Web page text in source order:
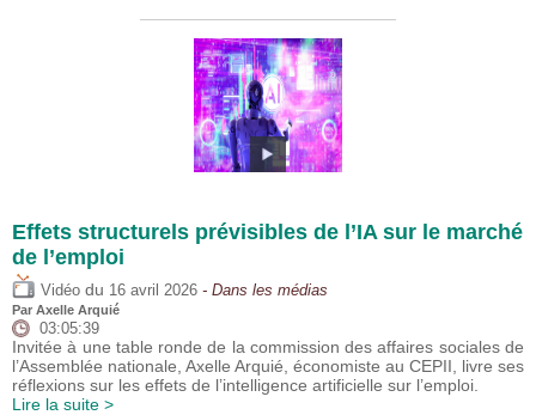
Effets structurels prévisibles de l’IA sur le marché
de l’emploi
Vidéo du 16 avril 2026 - Dans les médias
Par Axelle Arquié
03:05:39
Invitée à une table ronde de la commission des affaires sociales de
l’Assemblée nationale, Axelle Arquié, économiste au CEPII, livre ses
réflexions sur les effets de l’intelligence artificielle sur l’emploi.
Lire la suite >